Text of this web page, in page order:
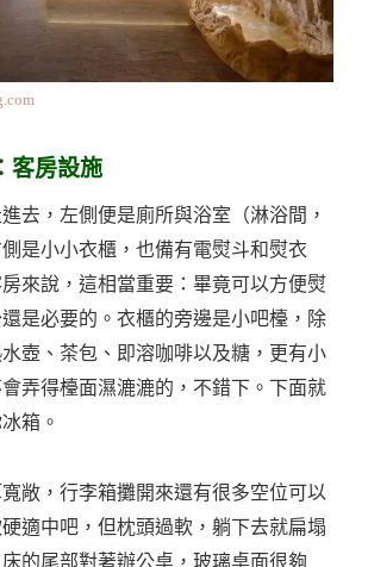
客房設施
去，左側便是廁所與浴室（淋浴間，
是小小衣櫃，也備有電熨斗和熨衣
來說，這相當重要：畢竟可以方便熨
是必要的。衣櫃的旁邊是小吧檯，除
壺、茶包、即溶咖啡以及糖，更有小
弄得檯面濕漉漉的，不錯下。下面就
箱。
敞，行李箱攤開來還有很多空位可以
適中吧，但枕頭過軟，躺下去就扁塌
的尾部對著辦公桌，玻璃桌面很夠